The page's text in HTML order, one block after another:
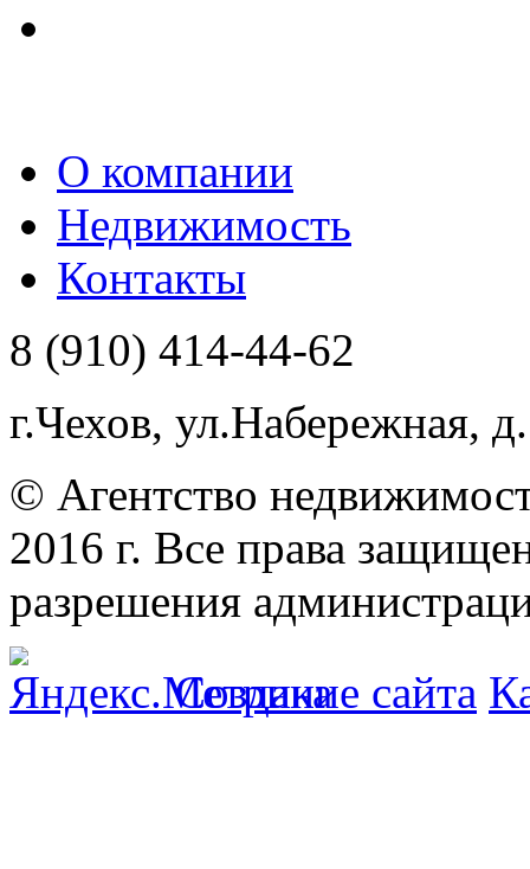
О компании
Недвижимость
Контакты
8 (910) 414-44-62
г.Чехов, ул.Набережная,
© Агентство
2016 г. Все права
разрешения
Создание сайта